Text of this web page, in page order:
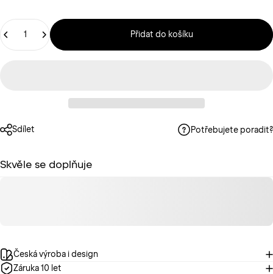
Štítek
Přidat do košíku
Sdílet Potřebujete poradit?
Skvěle se doplňuje
Česká výroba i design
Záruka 10 let